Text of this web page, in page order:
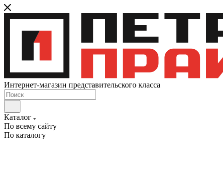
Интернет-магазин представительского класса
Каталог
По всему сайту
По каталогу